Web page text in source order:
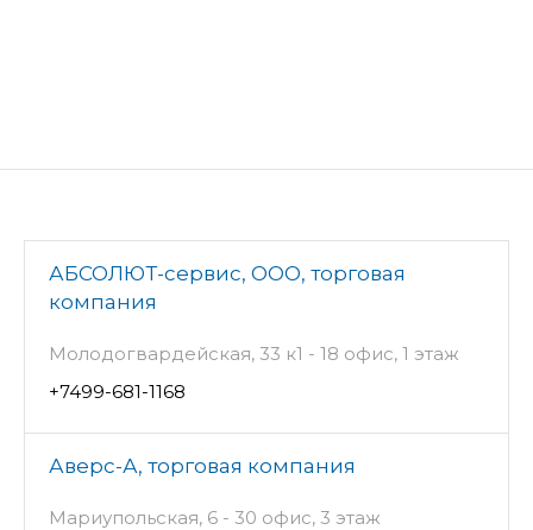
АБСОЛЮТ-сервис, ООО, торговая
компания
Молодогвардейская, 33 к1 - 18 офис, 1 этаж
+7499-681-1168
Аверс-А, торговая компания
Мариупольская, 6 - 30 офис, 3 этаж